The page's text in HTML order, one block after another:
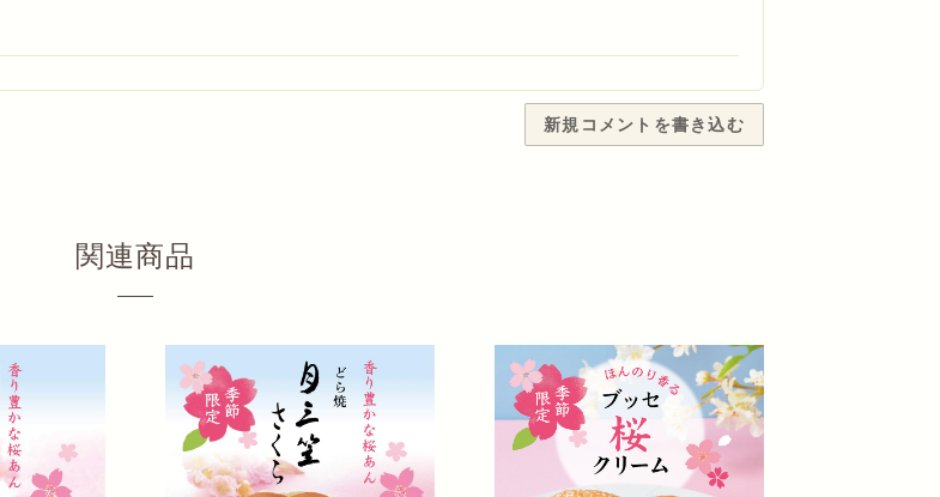
ました さくら🌸の 風味がして 春を 感じました味も 春らしい 爽やかな 味
ット✂️済なので 食べやすいです 知り合いの人にも お裾分けしたら とても 喜ん
させて頂いて おります 今後とも 限定 カステラを 季節を感じながら 購入した
新規コメントを書き込む
関連商品